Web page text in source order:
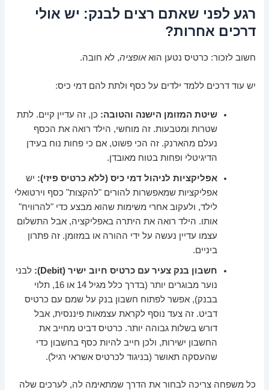
רגע לפני שאתם רצים לבנק: יש אולי
דרכים אחרות?
חשוב לזכור: כרטיס נטען הואאופציה, לא חובה.
יש עוד דרכים ללמד ילדים על כסף ולתת להם דמי כיס:
שיטת המזומן הישנה והטובה: כן, זה עדיין קיים. לתת
שטרות ומטבעות. זה מוחשי, הילד רואה את הכסף
נעלם מהארנק. זה הכי פשוט, אם כי פחות נוח בעידן
הדיגיטלי ופחות בטוח מאובדן.
אפליקציות לניהול דמי כיס (ללא כרטיס פיזי): יש
אפליקציות שמאפשרות להורים "להקצות" כסף וירטואלי
לילד, ולעקוב אחרי משימות שהוא מבצע כדי "להרוויח"
אותו. הילד רואה את היתרה באפליקציה, אבל התשלום
עצמו עדיין נעשה על ידי ההורה או במזומן. זה פתרון
ביניים.
חשבון בנק צעיר עם כרטיס חיוב ישיר (Debit):
לבני
נוער מבוגרים יותר (בדרך כלל מגיל 14 או 16, תלוי
בבנק), אפשר לפתוח חשבון בנק על שמם עם כרטיס
דביט. זה צעד נוסף לקראת עצמאות פיננסית, אבל
דורש בשלות גבוהה יותר. כרטיס דביט מחייב את
החשבון ישירות, ולכן חייב להיות כסף בחשבון כדי
שהעסקה תאושר (בניגוד לכרטיס אשראי רגיל).
כל משפחה צריכה לבחור את הדרך שמתאימה לה, לערכים שלה